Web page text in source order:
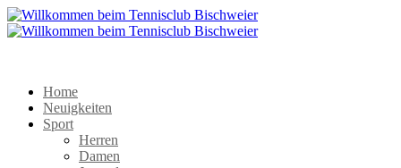
Home
Neuigkeiten
Sport
Herren
Damen